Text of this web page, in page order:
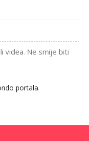
videa. Ne smije biti
portala.